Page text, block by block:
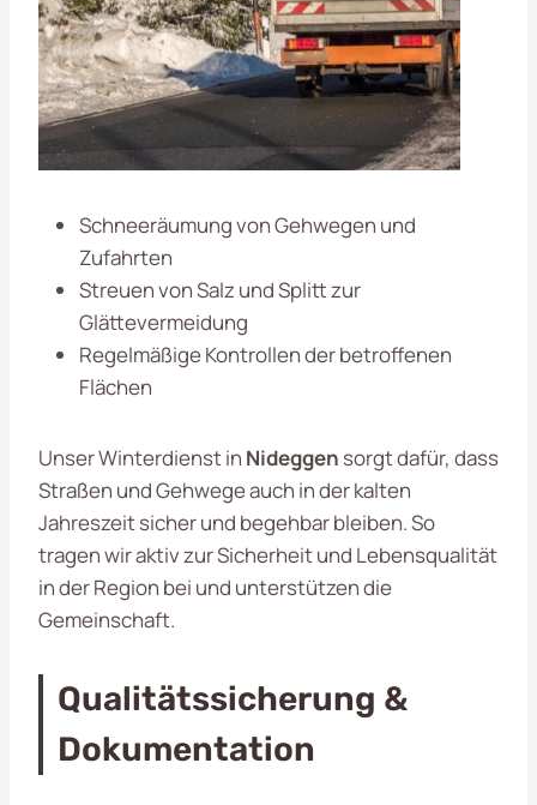
Schneeräumung von Gehwegen und
Zufahrten
Streuen von Salz und Splitt zur
Glättevermeidung
Regelmäßige Kontrollen der betroffenen
Flächen
Unser Winterdienst in Nideggen sorgt dafür, dass
Straßen und Gehwege auch in der kalten
Jahreszeit sicher und begehbar bleiben. So
tragen wir aktiv zur Sicherheit und Lebensqualität
in der Region bei und unterstützen die
Gemeinschaft.
Qualitätssicherung &
Dokumentation